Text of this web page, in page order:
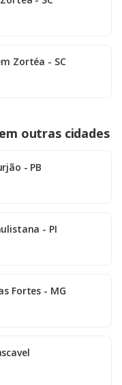
Zortéa - SC
outras cidades
- PB
- PI
Fortes - MG